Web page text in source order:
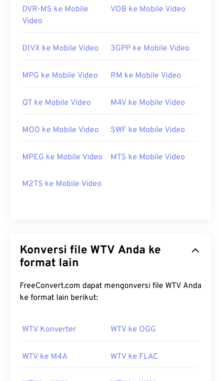
https://docs.microsoft.com/en-us/versi-
sebelumnya/windows/desktop/windows-media-
DVR-MS ke Mobile
Video
VOB ke Mobile Video
DIVX ke Mobile Video 3GPP ke Mobile Video
MPG ke Mobile Video RM ke Mobile Video
QT ke Mobile Video M4V ke Mobile Video
MOD ke Mobile Video SWF ke Mobile Video
MPEG ke Mobile Video MTS ke Mobile Video
M2TS ke Mobile Video
Konversi file WTV Anda ke
format lain
FreeConvert.com dapat mengonversi file WTV Anda
ke format lain berikut:
WTV Konverter WTV ke OGG
WTV ke M4A WTV ke FLAC